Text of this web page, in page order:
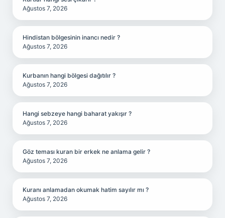
Ağustos 7, 2026
Hindistan bölgesinin inancı nedir ?
Ağustos 7, 2026
Kurbanın hangi bölgesi dağıtılır ?
Ağustos 7, 2026
Hangi sebzeye hangi baharat yakışır ?
Ağustos 7, 2026
Göz teması kuran bir erkek ne anlama gelir ?
Ağustos 7, 2026
Kuranı anlamadan okumak hatim sayılır mı ?
Ağustos 7, 2026